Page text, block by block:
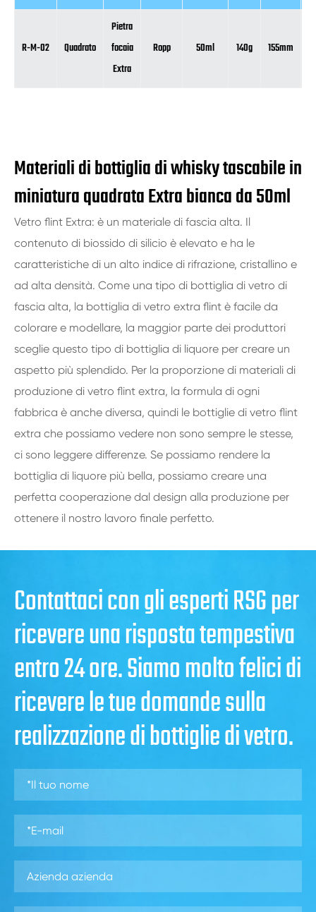
R-M-02 Quadrato
Pietra
focaia
Extra
Ropp 50ml 140g 155mm
Materiali di bottiglia di whisky tascabile in
miniatura quadrata Extra bianca da 50ml
Vetro flint Extra: è un materiale di fascia alta. Il
contenuto di biossido di silicio è elevato e ha le
caratteristiche di un alto indice di rifrazione, cristallino e
ad alta densità. Come una tipo di bottiglia di vetro di
fascia alta, la bottiglia di vetro extra flint è facile da
colorare e modellare, la maggior parte dei produttori
sceglie questo tipo di bottiglia di liquore per creare un
aspetto più splendido. Per la proporzione di materiali di
produzione di vetro flint extra, la formula di ogni
fabbrica è anche diversa, quindi le bottiglie di vetro flint
extra che possiamo vedere non sono sempre le stesse,
ci sono leggere differenze. Se possiamo rendere la
bottiglia di liquore più bella, possiamo creare una
perfetta cooperazione dal design alla produzione per
ottenere il nostro lavoro finale perfetto.
Contattaci con gli esperti RSG per
ricevere una risposta tempestiva
entro 24 ore. Siamo molto felici di
ricevere le tue domande sulla
realizzazione di bottiglie di vetro.